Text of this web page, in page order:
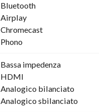
Bluetooth
Airplay
Chromecast
Phono
Bassa impedenza
HDMI
Analogico bilanciato
Analogico sbilanciato